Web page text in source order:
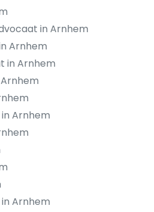
in Arnhem
Arnhem
in Arnhem
Arnhem
Arnhem